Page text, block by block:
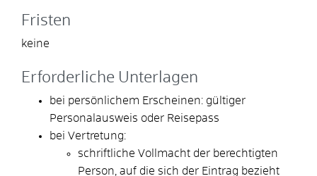
Fristen
keine
Erforderliche Unterlagen
bei persönlichem Erscheinen: gültiger
Personalausweis oder Reisepass
bei Vertretung:
schriftliche Vollmacht der berechtigten
Person, auf die sich der Eintrag bezieht